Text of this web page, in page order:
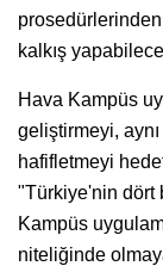
kalkış
Hava Kampüs
geliştirmeyi,
hafifletmeyi
"Türkiye'nin
Kampüs
niteliğinde